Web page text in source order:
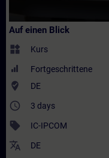
Auf einen Blick
widgets Kurs
Fortgeschrittene
where_to_vote DE
access_time 3 days
sell IC-IPCOM
translate DE